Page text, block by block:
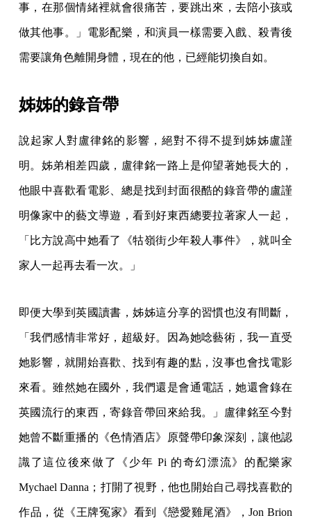
事，在那個情緒裡就會很痛苦，要跳出來，去陪小孩或
做其他事。」電影配樂，和演員一樣需要入戲、殺青後
需要讓角色離開身體，現在的他，已經能切換自如。
姊姊的錄音帶
說起家人對盧律銘的影響，絕對不得不提到姊姊盧謹
明。姊弟相差四歲，盧律銘一路上是仰望著她長大的，
他眼中喜歡看電影、總是找到封面很酷的錄音帶的盧謹
明像家中的藝文導遊，看到好東西總要拉著家人一起，
「比方說高中她看了《牯嶺街少年殺人事件》，就叫全
家人一起再去看一次。」
即便大學到英國讀書，姊姊這分享的習慣也沒有間斷，
「我們感情非常好，超級好。因為她唸藝術，我一直受
她影響，就開始喜歡、找到有趣的點，沒事也會找電影
來看。雖然她在國外，我們還是會通電話，她還會錄在
英國流行的東西，寄錄音帶回來給我。」盧律銘至今對
她曾不斷重播的《色情酒店》原聲帶印象深刻，讓他認
識了這位後來做了《少年 Pi 的奇幻漂流》的配樂家
Mychael Danna；打開了視野，他也開始自己尋找喜歡的
作品，從《王牌冤家》看到《戀愛雞尾酒》，Jon Brion